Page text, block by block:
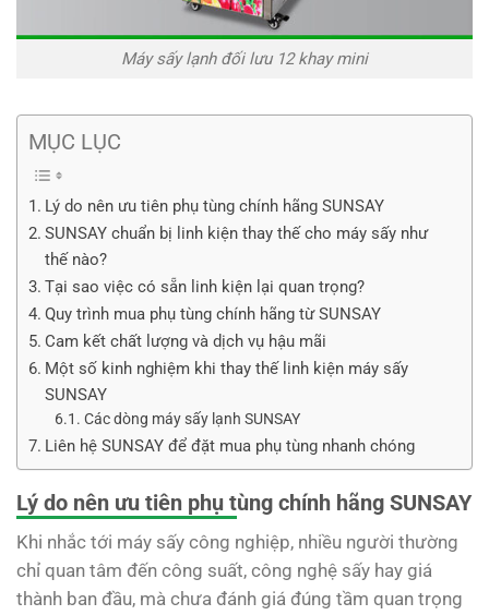
Máy sấy lạnh đối lưu 12 khay mini
MỤC LỤC
Lý do nên ưu tiên phụ tùng chính hãng SUNSAY
SUNSAY chuẩn bị linh kiện thay thế cho máy sấy như
thế nào?
Tại sao việc có sẵn linh kiện lại quan trọng?
Quy trình mua phụ tùng chính hãng từ SUNSAY
Cam kết chất lượng và dịch vụ hậu mãi
Một số kinh nghiệm khi thay thế linh kiện máy sấy
SUNSAY
Các dòng máy sấy lạnh SUNSAY
Liên hệ SUNSAY để đặt mua phụ tùng nhanh chóng
Lý do nên ưu tiên phụ tùng chính hãng SUNSAY
Khi nhắc tới máy sấy công nghiệp, nhiều người thường
chỉ quan tâm đến công suất, công nghệ sấy hay giá
thành ban đầu, mà chưa đánh giá đúng tầm quan trọng